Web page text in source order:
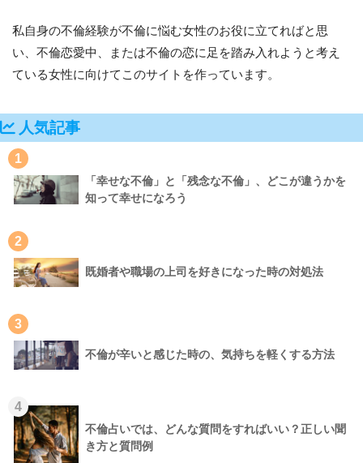
私自身の不倫経験が不倫に悩む女性のお役に立てればと思
い、不倫恋愛中、または不倫の恋に足を踏み入れようと考え
ている女性に向けてこのサイトを作っています。
人気記事
1
「幸せな不倫」と「残念な不倫」、どこが違うかを
知って幸せになろう
2
既婚者や職場の上司を好きになった時の対処法
3
不倫が辛いと感じた時の、気持ちを軽くする方法
4
不倫占いでは、どんな質問をすればいい？正しい聞
き方と質問例